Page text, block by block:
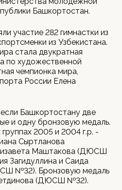
Башкортостан.
участие 282 гимнастки из
из Узбекистана.
стала двукратная
по художественной
чемпионка мира,
России Елена
Башкортостану две
и одну бронзовую медаль.
2005 и 2004 г.р. -
Сыртланова
Маштакова (ДЮСШ
Загидуллина и Саида
№32). Бронзовую медаль
(ДЮСШ №32).